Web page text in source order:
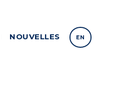
NOUVELLES EN